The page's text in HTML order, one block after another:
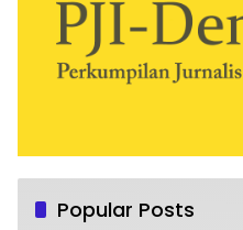
Popular Posts